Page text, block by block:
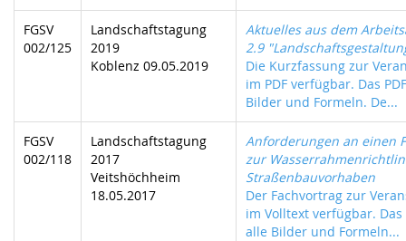
FGSV
002/125
Landschaftstagung
2019
Koblenz 09.05.2019
Aktuelles aus dem
2.9
Die Kurzfassung zur
im PDF verfügbar. Das
Bilder und Formeln. De...
FGSV
002/118
Landschaftstagung
2017
Veitshöchheim
18.05.2017
Anforderungen an einen
zur
Straßenbauvorhaben
Der Fachvortrag zur
im Volltext verfügbar. Das
alle Bilder und Formeln...